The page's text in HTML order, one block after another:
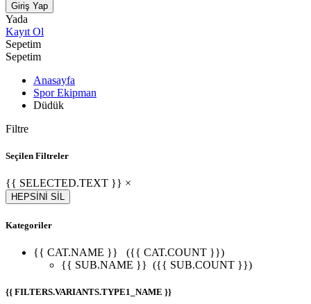
Giriş Yap
Yada
Kayıt Ol
Sepetim
Sepetim
Anasayfa
Spor Ekipman
Düdük
Filtre
Seçilen Filtreler
{{ SELECTED.TEXT }} ×
HEPSİNİ SİL
Kategoriler
{{ CAT.NAME }}
({{ CAT.COUNT }})
{{ SUB.NAME }} ({{ SUB.COUNT }})
{{ FILTERS.VARIANTS.TYPE1_NAME }}